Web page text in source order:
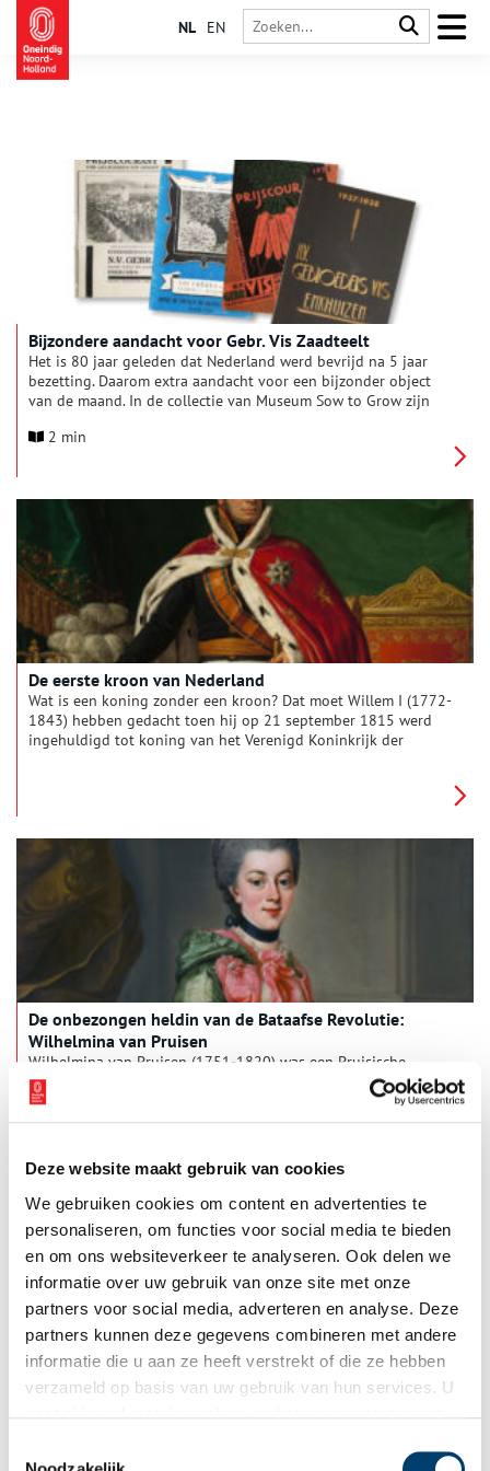
Deze website maakt gebruik van cookies
We gebruiken cookies om content en advertenties te
personaliseren, om functies voor social media te bieden
en om ons websiteverkeer te analyseren. Ook delen we
informatie over uw gebruik van onze site met onze
partners voor social media, adverteren en analyse. Deze
partners kunnen deze gegevens combineren met andere
informatie die u aan ze heeft verstrekt of die ze hebben
verzameld op basis van uw gebruik van hun services. U
NL EN
Bijzondere aandacht voor Gebr. Vis Zaadteelt
Het is 80 jaar geleden dat Nederland werd bevrijd na 5 jaar
bezetting. Daarom extra aandacht voor een bijzonder object
van de maand. In de collectie van Museum Sow to Grow zijn
in Enkhuizen. Gebroeders Vis werd opgericht in 1912 door
2 min
De eerste kroon van Nederland
Wat is een koning zonder een kroon? Dat moet Willem I (1772-
1843) hebben gedacht toen hij op 21 september 1815 werd
ingehuldigd tot koning van het Verenigd Koninkrijk der
De onbezongen heldin van de Bataafse Revolutie:
Wilhelmina van Pruisen
Wilhelmina van Pruisen (1751-1820) was een Pruisische
prinses, de echtgenote van stadhouder prins Willem V van
Oranje-Nassau en de moeder van koning Willem I. Tijdens de
Bataafse Revolutie speelde ze een belangrijke rol. De Bataafse
geschiedenis, de rol die vrouwen speelden een nóg minder
gewaardeerde. De naam van Wilhelmina van Pruisen, wellicht
de belangrijkste vrouw binnen het conflict, wordt dan ook
maar weinig genoemd. Daarom hier een portret en biografie.
‘Koele’ expositie toont hoe Naarden van de Fransen werd
bevrijd
Naarden viert in september dat de stad 350 jaar geleden van
gemaakte tekeningen, audio en soundscapes.